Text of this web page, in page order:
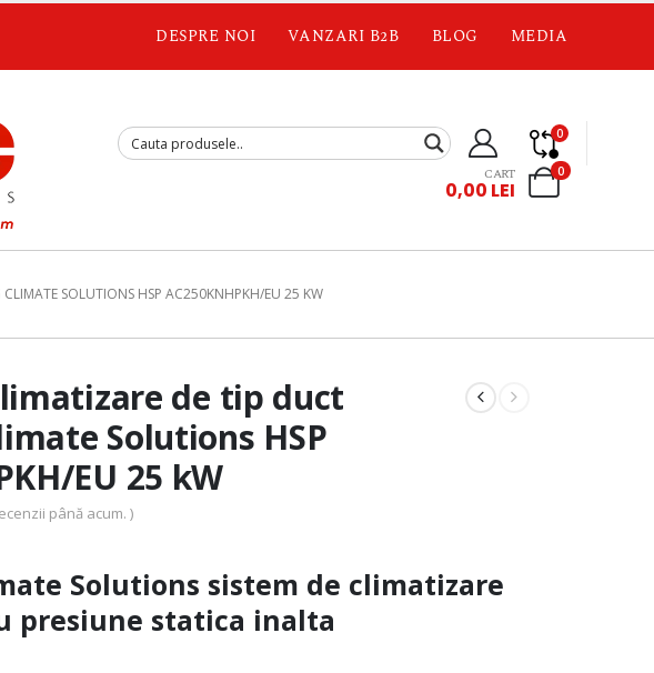
DESPRE NOI VANZARI B2B BLOG MEDIA
0
0
CART
0,00 LEI
SOLUTIONS HSP AC250KNHPKH/EU 25 KW
de tip duct
Solutions HSP
EU 25 kW
până acum. )
Solutions sistem de climatizare
presiune statica inalta